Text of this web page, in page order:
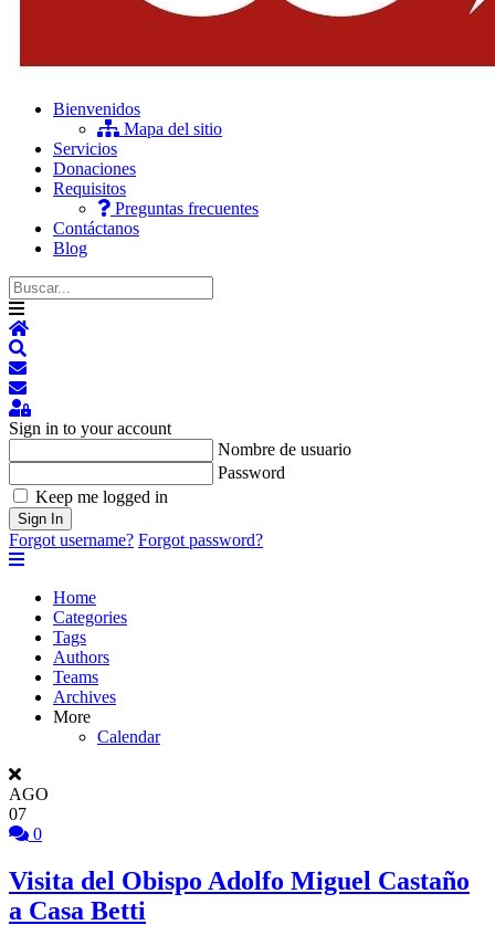
Bienvenidos
Mapa del sitio
Servicios
Donaciones
Requisitos
Preguntas frecuentes
Contáctanos
Blog
Home
Suscribirse a las actualizaciones
Darse de baja del blog
Sign In
Sign in to your account
Nombre de usuario
Password
Keep me logged in
Sign In
Forgot username? Forgot password?
Home
Categories
Tags
Authors
Teams
Archives
More
Calendar
AGO
07
0
Visita del Obispo Adolfo Miguel Castaño
a Casa Betti